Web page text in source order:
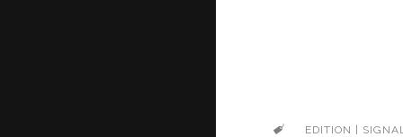
EDITION |